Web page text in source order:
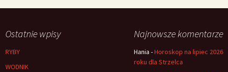
Ostatnie wpisy
RYBY
WODNIK
Najnowsze komentarze
Hania -Horoskop na lipiec 2026
roku dla Strzelca